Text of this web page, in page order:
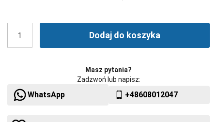
Dodaj do koszyka
Masz pytania?
Zadzwoń lub napisz:
WhatsApp +48608012047